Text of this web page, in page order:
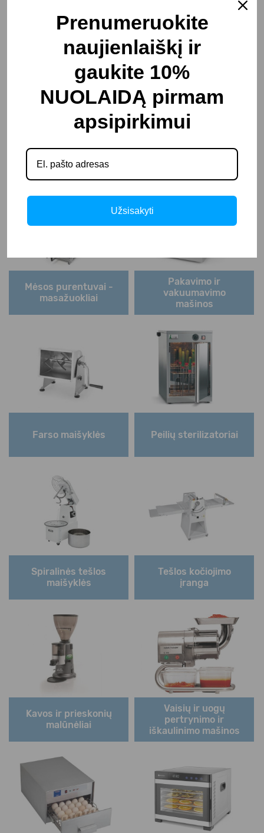
restoranams
Kaulų pjūklai
Mėsos purentuvai -
masažuokliai
Pakavimo ir
vakuumavimo
mašinos
Farso maišyklės Peilių sterilizatoriai
Spiralinės tešlos
maišyklės
Tešlos kočiojimo
įranga
Kavos ir prieskonių
malūnėliai
Vaisių ir uogų
pertrynimo ir
iškaulinimo mašinos
Prenumeruokite
naujienlaiškį ir
gaukite 10%
NUOLAIDĄ pirmam
apsipirkimui
Užsisakyti